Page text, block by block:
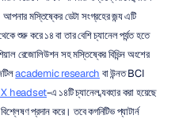
মস্তিষ্কের ডেটা সংগ্রহের জন্য এটি
শুরু করে ১৪ বা তার বেশি চ্যানেল পর্যন্ত হতে
রেজোলিউশন সহ মস্তিষ্কের বিভিন্ন অংশের
academic research বা উন্নত BCI
headset-এ ১৪টি চ্যানেল ব্যবহার করা হয়েছে
প্রদান করে। তবে কগনিটিভ প্যাটার্ন